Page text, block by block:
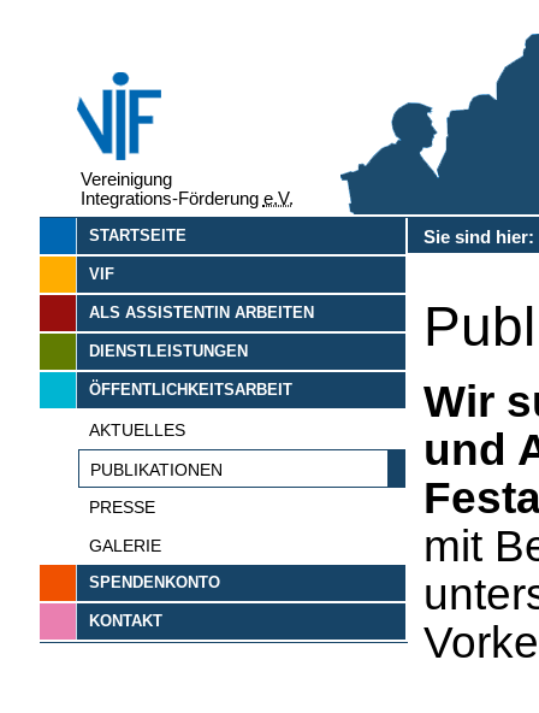
Vereinigung
Integrations-Förderung e.V.
STARTSEITE
VIF
ALS ASSISTENTIN ARBEITEN
DIENSTLEISTUNGEN
ÖFFENTLICHKEITSARBEIT
AKTUELLES
PUBLIKATIONEN
PRESSE
GALERIE
SPENDENKONTO
KONTAKT
Sie sind hier:
Wir
und
mit